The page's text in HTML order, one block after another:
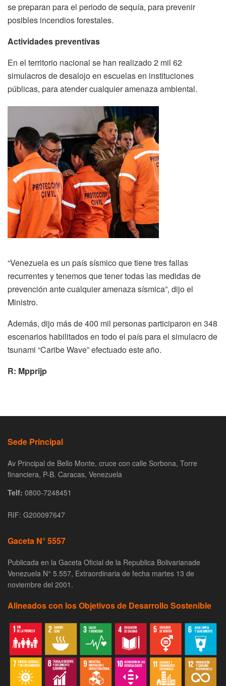
se preparan para el periodo de sequía, para prevenir
posibles incendios forestales.
Actividades preventivas
En el territorio nacional se han realizado 2 mil 62
simulacros de desalojo en escuelas en instituciones
públicas, para atender cualquier amenaza ambiental.
“Venezuela es un país sísmico que tiene tres fallas
recurrentes y tenemos que tener todas las medidas de
prevención ante cualquier amenaza sísmica”, dijo el
Ministro.
Además, dijo más de 400 mil personas participaron en 348
escenarios habilitados en todo el país para el simulacro de
tsunami “Caribe Wave” efectuado este año.
R: Mpprijp
Sede Principal
Av Principal de Bello Monte, cruce con calle Sorbona, Torre
financiera, P-B. Caracas, Venezuela
Telf: 0800-7248451
RIF: G200097647
Gaceta N° 5557
Publicada en la Gaceta Oficial de la Republica Bolivarianade
Venezuela N° 5.557, Extraordinaria de fecha martes 13 de
noviembre del 2001.
Alineados con los Objetivos de Desarrollo Sostenible